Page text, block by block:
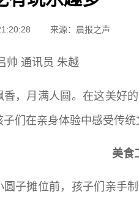
来源：晨报之声
帅 通讯员 朱越
香，月满人圆。在这美好
们在亲身体验中感受传统
美食
圆子摊位前，孩子们亲手